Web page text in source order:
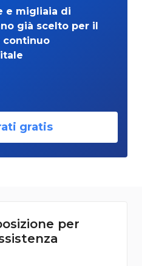
e migliaia di
già scelto per il
continuo
gratis
per